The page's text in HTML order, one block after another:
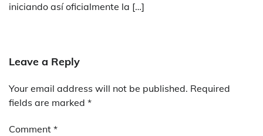
iniciando así oficialmente la […]
Leave a Reply
Your email address will not be published. Required
fields are marked *
Comment *